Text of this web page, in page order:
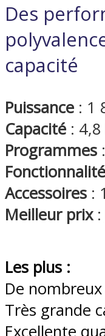
Des
capacité
Puissance : 1
Capacité : 4,8
Programmes
Accessoires :
Meilleur prix:
Les plus :
De
Très grande
Excellente